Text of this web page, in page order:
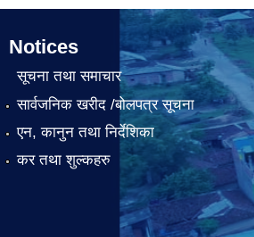
Notices
सूचना तथा समाचार
सार्वजनिक खरीद /बोलपत्र सूचना
एन, कानुन तथा निर्देशिका
कर तथा शुल्कहरु